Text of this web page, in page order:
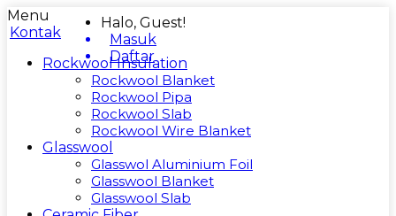
Menu
Kontak
Rockwool Insulation
Rockwool Blanket
Rockwool Pipa
Rockwool Slab
Rockwool Wire Blanket
Glasswool
Glasswol Aluminium Foil
Glasswool Blanket
Glasswool Slab
Halo, Guest!
Masuk
Daftar